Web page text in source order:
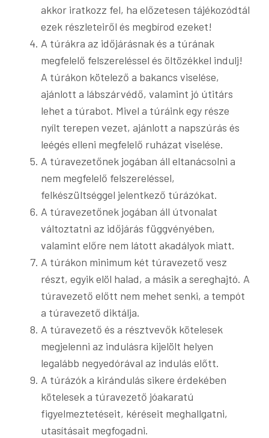
akkor iratkozz fel, ha előzetesen tájékozódtál
ezek részleteiről és megbírod ezeket!
A túrákra az időjárásnak és a túrának
megfelelő felszereléssel és öltözékkel indulj!
A túrákon kötelező a bakancs viselése,
ajánlott a lábszárvédő, valamint jó útitárs
lehet a túrabot. Mivel a túráink egy része
nyílt terepen vezet, ajánlott a napszúrás és
leégés elleni megfelelő ruházat viselése.
A túravezetőnek jogában áll eltanácsolni a
nem megfelelő felszereléssel,
felkészültséggel jelentkező túrázókat.
A túravezetőnek jogában áll útvonalat
változtatni az időjárás függvényében,
valamint előre nem látott akadályok miatt.
A túrákon minimum két túravezető vesz
részt, egyik elöl halad, a másik a sereghajtó. A
túravezető előtt nem mehet senki, a tempót
a túravezető diktálja.
A túravezető és a résztvevők kötelesek
megjelenni az indulásra kijelölt helyen
legalább negyedórával az indulás előtt.
A túrázók a kirándulás sikere érdekében
kötelesek a túravezető jóakaratú
figyelmeztetéseit, kéréseit meghallgatni,
utasításait megfogadni.